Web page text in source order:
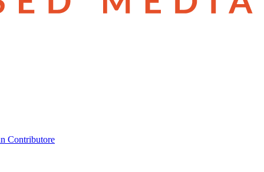
Contributore